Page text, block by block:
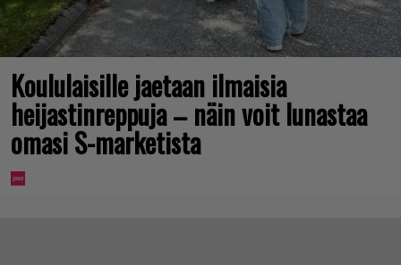
Koululaisille jaetaan ilmaisia
heijastinreppuja – näin voit lunastaa
omasi S-marketista